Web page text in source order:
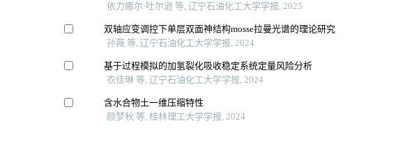
依力娜尔·吐尔逊 等, 辽宁石油化工大学学报, 2025
双轴应变调控下单层双面神结构mosse拉曼光谱的理论研究
孙薇 等, 辽宁石油化工大学学报, 2024
基于过程模拟的加氢裂化吸收稳定系统定量风险分析
衣佳琳 等, 辽宁石油化工大学学报, 2024
含水合物土一维压缩特性
颜梦秋 等, 桂林理工大学学报, 2024